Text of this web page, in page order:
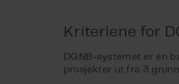
Kriteriene for
DGNB-systemet er en
prosjekter ut fra 3